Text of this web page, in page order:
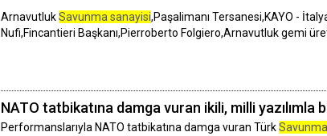
ArnavutlukSavunma sanayisi,Paşalimanı Tersanesi,KAYO -
Nufi,Fincantieri Başkanı,Pierroberto Folgiero,Arnavutluk gemi
NATO tatbikatına damga vuran ikili, milli yazılımla
Performanslarıyla NATO tatbikatına damga vuran Türk